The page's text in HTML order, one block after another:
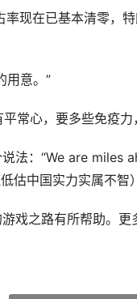
现在已基本清零，
用意。”
平常心，要多些免疫
说法：“We are
估中国实力实属不智
戏之路有所帮助。更